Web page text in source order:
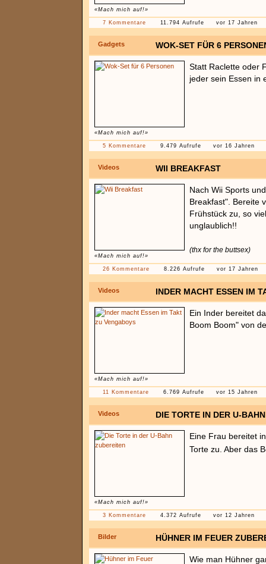
«Mach mich auf!»
7 Kommentare 11.794 Aufrufe vor 17 Jahren
Gadgets WOK-SET FÜR 6
«Mach mich auf!»
Statt Raclette oder
jeder sein Essen in
5 Kommentare 9.479 Aufrufe vor 16 Jahren
Videos WII BREAKFAST
«Mach mich auf!»
Nach Wii Sports
Breakfast". Bereite
Frühstück zu, so
unglaublich!!
(thx for the buttsex)
26 Kommentare 8.226 Aufrufe vor 17 Jahren
Videos INDER MACHT ESSEN IM
«Mach mich auf!»
Ein Inder bereitet
Boom Boom" von
11 Kommentare 6.769 Aufrufe vor 15 Jahren
Videos DIE TORTE IN DER U-
«Mach mich auf!»
Eine Frau bereitet
Torte zu. Aber das
3 Kommentare 4.372 Aufrufe vor 12 Jahren
Bilder HÜHNER IM FEUER
Wie man Hühner